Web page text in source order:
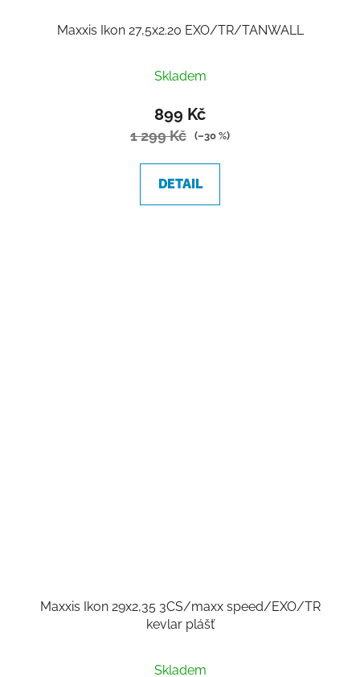
Maxxis Ikon 27,5x2.20 EXO/TR/TANWALL
Skladem
899 Kč
1 299 Kč (–30 %)
DETAIL
Maxxis Ikon 29x2,35 3CS/maxx speed/EXO/TR
kevlar plášť
Skladem